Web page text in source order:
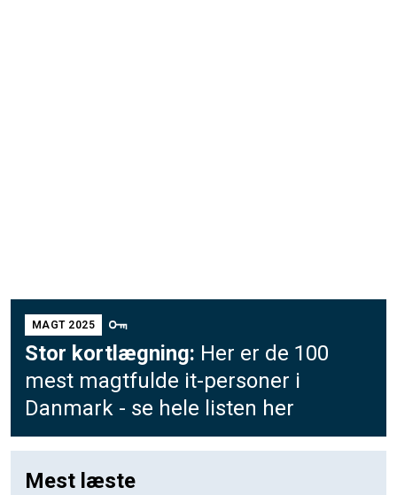
MAGT 2025
Stor kortlægning: Her er de 100
mest magtfulde it-personer i
Danmark - se hele listen her
Mest læste